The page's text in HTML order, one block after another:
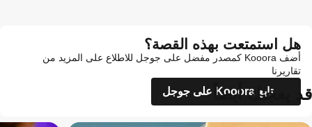
هل استمتعت بهذه القصة؟
أضف Kooora كمصدر مفضل على جوجل للاطلاع على المزيد من
تقاريرنا
تابع Kooora على جوجل
قد يعجبك أيضاً